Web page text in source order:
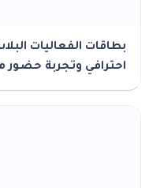
بطاقات الفعاليات
احترافي وتجربة حضور